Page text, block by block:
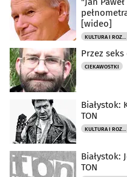
[wideo]
KULTURA I ROZRYWKA
CIEKAWOSTKI
Białystok:
TON
KULTURA I ROZRYWKA
Białystok:
TON